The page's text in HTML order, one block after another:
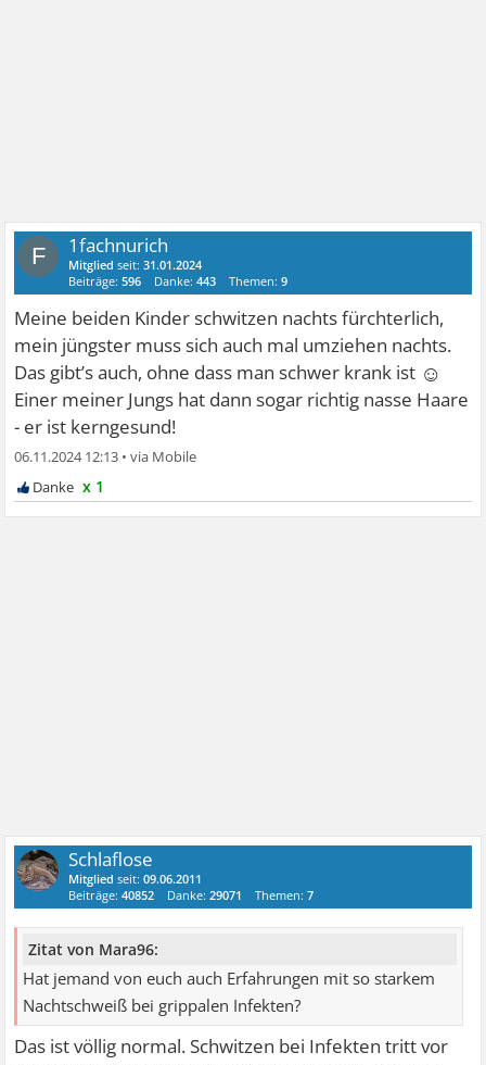
F 1fachnurich
Mitglied seit:31.01.2024
Beiträge:596 Danke:443 Themen:9
Meine beiden Kinder schwitzen nachts fürchterlich,
mein jüngster muss sich auch mal umziehen nachts.
Das gibt’s auch, ohne dass man schwer krank ist ☺
Einer meiner Jungs hat dann sogar richtig nasse Haare
- er ist kerngesund!
06.11.2024 12:13 •
x 1
Schlaflose
Mitglied seit:09.06.2011
Beiträge:40852 Danke:29071 Themen:7
Zitat von Mara96:
Hat jemand von euch auch Erfahrungen mit so starkem
Nachtschweiß bei grippalen Infekten?
Das ist völlig normal. Schwitzen bei Infekten tritt vor